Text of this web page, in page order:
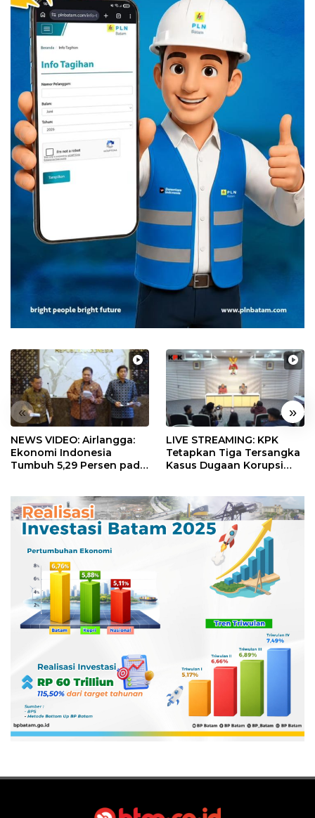
« »
NEWS VIDEO: Airlangga:
Ekonomi Indonesia
Tumbuh 5,29 Persen pada
LIVE STREAMING: KPK
Tetapkan Tiga Tersangka
Kasus Dugaan Korupsi